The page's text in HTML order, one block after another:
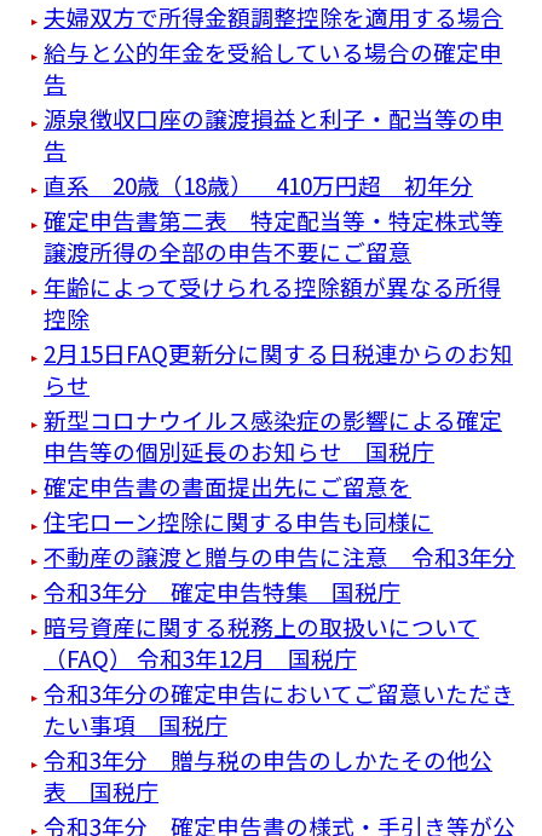
夫婦双方で所得金額調整控除を適用する場合
給与と公的年金を受給している場合の確定申
告
源泉徴収口座の譲渡損益と利子・配当等の申
告
直系 20歳（18歳） 410万円超 初年分
確定申告書第二表 特定配当等・特定株式等
譲渡所得の全部の申告不要にご留意
年齢によって受けられる控除額が異なる所得
控除
2月15日FAQ更新分に関する日税連からのお知
らせ
新型コロナウイルス感染症の影響による確定
申告等の個別延長のお知らせ 国税庁
確定申告書の書面提出先にご留意を
住宅ローン控除に関する申告も同様に
不動産の譲渡と贈与の申告に注意 令和3年分
令和3年分 確定申告特集 国税庁
暗号資産に関する税務上の取扱いについて
（FAQ） 令和3年12月 国税庁
令和3年分の確定申告においてご留意いただき
たい事項 国税庁
令和3年分 贈与税の申告のしかたその他公
表 国税庁
令和3年分 確定申告書の様式・手引き等が公